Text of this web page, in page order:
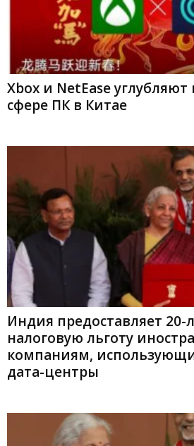
Xbox и NetEase углубляют
сфере ПК в Китае
Индия предоставляет
налоговую льготу
компаниям,
дата-центры